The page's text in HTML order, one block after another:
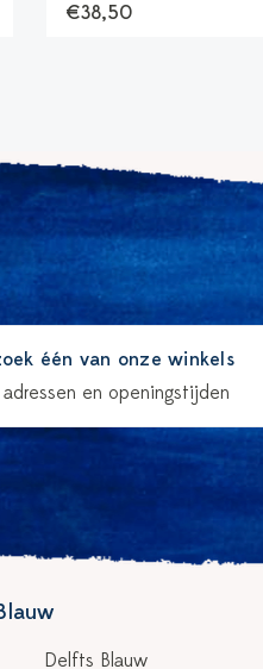
€38,50
één van onze winkels
adressen en openingstijden
Delfts Blauw